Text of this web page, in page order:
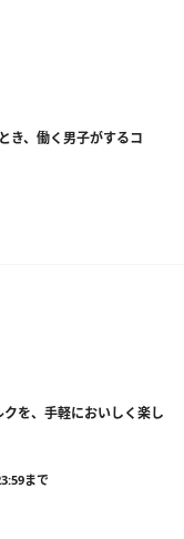
き、働く男子がするコ
を、手軽においしく楽し
まで